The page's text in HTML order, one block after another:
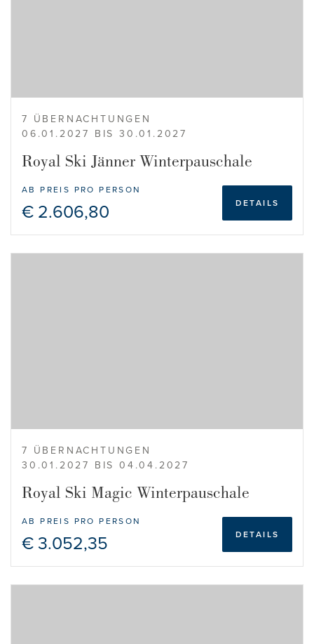
7 ÜBERNACHTUNGEN
06.01.2027 BIS 30.01.2027
Royal Ski Jänner Winterpauschale
AB PREIS PRO PERSON
€ 2.606,80 DETAILS
7 ÜBERNACHTUNGEN
30.01.2027 BIS 04.04.2027
Royal Ski Magic Winterpauschale
AB PREIS PRO PERSON
€ 3.052,35 DETAILS